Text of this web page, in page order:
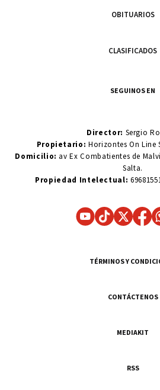
OBITUARIOS
CLASIFICADOS
SEGUINOS EN
Director: Sergio
Propietario:Horizontes On Line
Domicilio: av Ex Combatientes de
Salta.
Propiedad Intelectual:
TÉRMINOS Y
CONTÁCTENOS
MEDIAKIT
RSS